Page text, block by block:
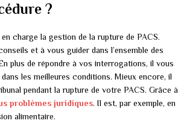
?
charge la gestion de la rupture de PACS.
et à vous guider dans l’ensemble des
plus de répondre à vos interrogations, il vous
les meilleures conditions. Mieux encore, il
pendant la rupture de votre PACS. Grâce à
problèmes juridiques. Il est, par exemple, en
alimentaire.